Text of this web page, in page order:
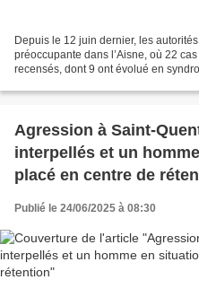
Depuis le 12 juin dernier, les
préoccupante dans l’Aisne, où 22
recensés, dont 9 ont évolué en
Agression à Saint-
interpellés et un
placé en centre de
Publié le 24/06/2025 à 08:30